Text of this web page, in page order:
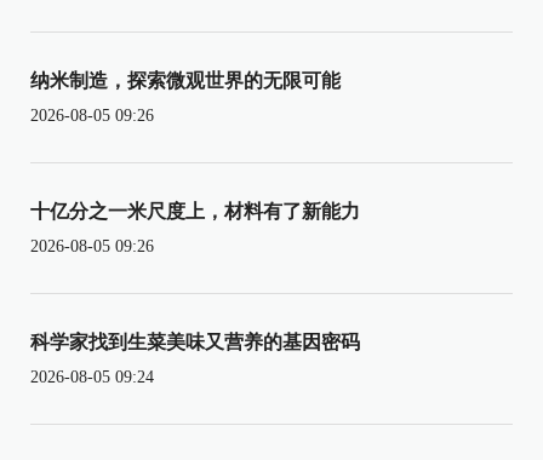
纳米制造，探索微观世界的无限可能
2026-08-05 09:26
十亿分之一米尺度上，材料有了新能力
2026-08-05 09:26
科学家找到生菜美味又营养的基因密码
2026-08-05 09:24